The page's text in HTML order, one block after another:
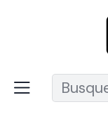
Recuerda
Ofertas